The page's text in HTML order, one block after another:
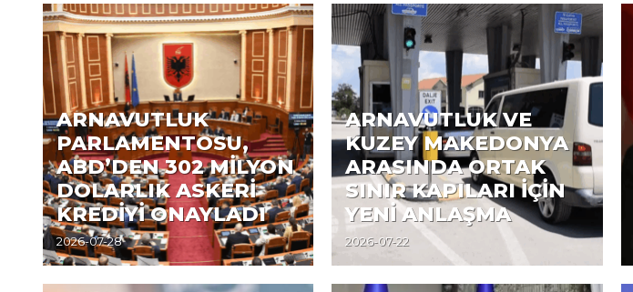
ARNAVUTLUK
PARLAMENTOSU,
ABD’DEN 302 MİLYON
DOLARLIK ASKERİ
KREDİYİ ONAYLADI
2026-07-28
ARNAVUTLUK VE
KUZEY MAKEDONYA
ARASINDA ORTAK
SINIR KAPILARI İÇİN
YENİ ANLAŞMA
2026-07-22